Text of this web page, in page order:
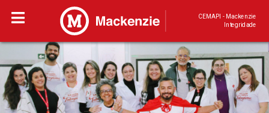
CEMAPI - Mackenzie
Integridade